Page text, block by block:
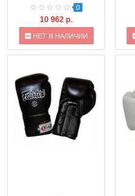
0
10 962 р.
НЕТ В НАЛИЧИИ